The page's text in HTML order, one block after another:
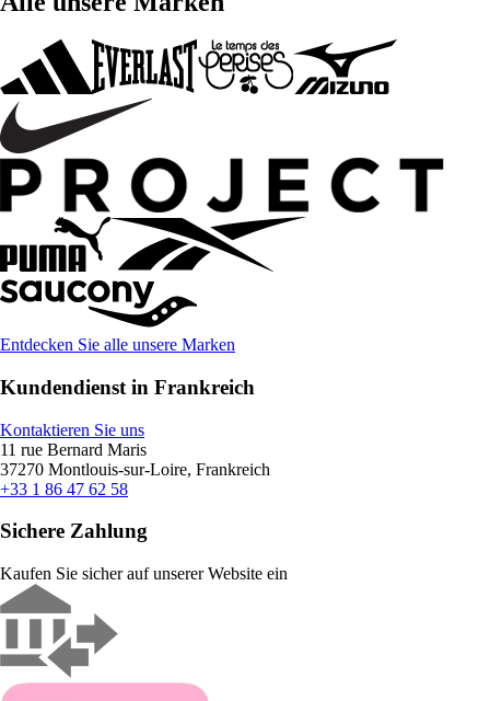
Entdecken Sie alle unsere Marken
Kundendienst in Frankreich
Kontaktieren Sie uns
11 rue Bernard Maris
37270 Montlouis-sur-Loire, Frankreich
+33 1 86 47 62 58
Sichere Zahlung
Kaufen Sie sicher auf unserer Website ein